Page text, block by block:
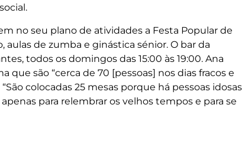
no seu plano de atividades a Festa Popular de
aulas de zumba e ginástica sénior. O bar da
todos os domingos das 15:00 às 19:00. Ana
que são “cerca de 70 [pessoas] nos dias fracos e
colocadas 25 mesas porque há pessoas idosas
para relembrar os velhos tempos e para se